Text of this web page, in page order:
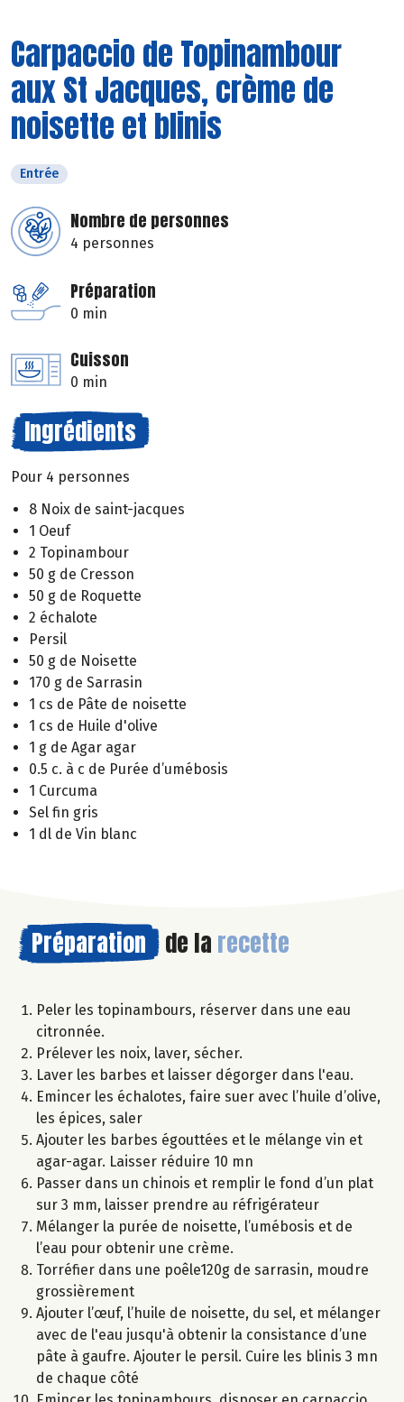
Carpaccio de Topinambour
aux St Jacques, crème de
noisette et blinis
Entrée
Nombre de personnes
4 personnes
Préparation
0 min
Cuisson
0 min
Ingrédients
Pour 4 personnes
8 Noix de saint-jacques
1 Oeuf
2 Topinambour
50 g de Cresson
50 g de Roquette
2 échalote
Persil
50 g de Noisette
170 g de Sarrasin
1 cs de Pâte de noisette
1 cs de Huile d'olive
1 g de Agar agar
0.5 c. à c de Purée d’umébosis
1 Curcuma
Sel fin gris
1 dl de Vin blanc
Préparation de la recette
Peler les topinambours, réserver dans une eau
citronnée.
Prélever les noix, laver, sécher.
Laver les barbes et laisser dégorger dans l'eau.
Emincer les échalotes, faire suer avec l’huile d’olive,
les épices, saler
Ajouter les barbes égouttées et le mélange vin et
agar-agar. Laisser réduire 10 mn
Passer dans un chinois et remplir le fond d’un plat
sur 3 mm, laisser prendre au réfrigérateur
Mélanger la purée de noisette, l’umébosis et de
l’eau pour obtenir une crème.
Torréfier dans une poêle120g de sarrasin, moudre
grossièrement
Ajouter l’œuf, l’huile de noisette, du sel, et mélanger
avec de l'eau jusqu'à obtenir la consistance d’une
pâte à gaufre. Ajouter le persil. Cuire les blinis 3 mn
de chaque côté